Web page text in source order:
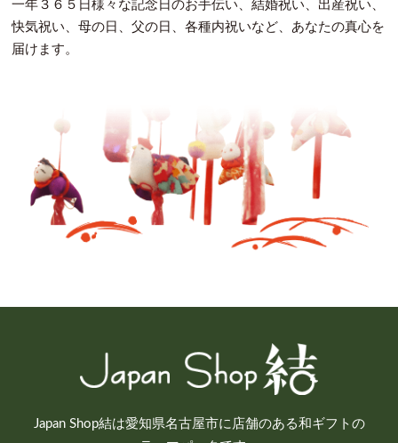
一年３６５日様々な記念日のお手伝い、結婚祝い、出産祝い、
快気祝い、母の日、父の日、各種内祝いなど、あなたの真心を
届けます。
Japan Shop結は愛知県名古屋市に店舗のある和ギフトの